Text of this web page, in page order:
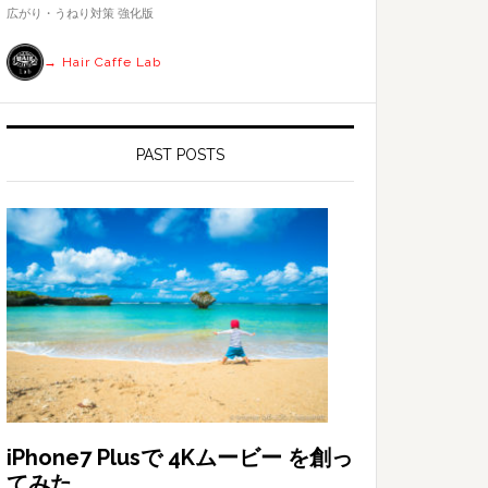
す
広がり・うねり対策 強化版
→ Hair Caffe Lab
PAST POSTS
iPhone7 Plusで 4Kムービー を創っ